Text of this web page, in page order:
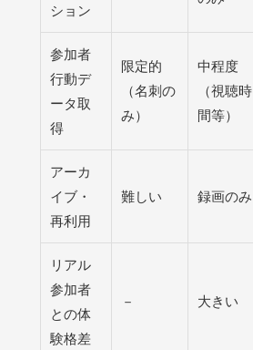
ション
参加者
行動デ
ータ取
得
限定的
（名刺の
み）
中程度
（視聴時
間等）
アーカ
イブ・
再利用
難しい 録画のみ
リアル
参加者
との体
験格差
－ 大きい